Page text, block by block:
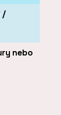
/
nebo